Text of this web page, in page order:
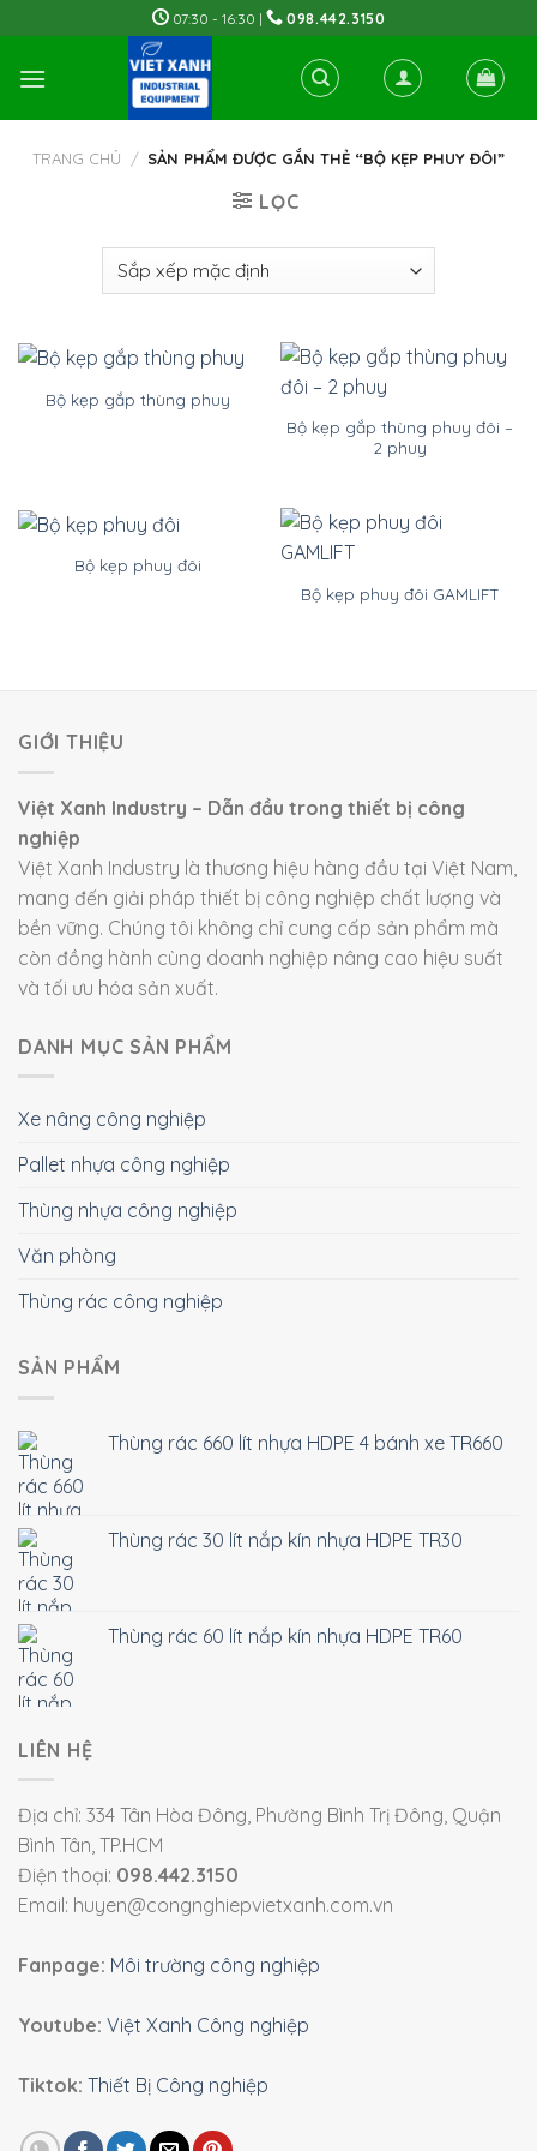
to
content
07:30 - 16:30 | 098.442.3150
TRANG CHỦ / SẢN PHẨM ĐƯỢC GẮN THẺ “BỘ KẸP PHUY ĐÔI”
LỌC
Bộ kẹp gắp thùng phuy
Bộ kẹp gắp thùng phuy đôi –
2 phuy
Bộ kẹp phuy đôi
Bộ kẹp phuy đôi GAMLIFT
GIỚI THIỆU
Việt Xanh Industry – Dẫn đầu trong thiết bị công
nghiệp
Việt Xanh Industry là thương hiệu hàng đầu tại Việt Nam,
mang đến giải pháp thiết bị công nghiệp chất lượng và
bền vững. Chúng tôi không chỉ cung cấp sản phẩm mà
còn đồng hành cùng doanh nghiệp nâng cao hiệu suất
và tối ưu hóa sản xuất.
DANH MỤC SẢN PHẨM
Xe nâng công nghiệp
Pallet nhựa công nghiệp
Thùng nhựa công nghiệp
Văn phòng
Thùng rác công nghiệp
SẢN PHẨM
Thùng rác 660 lít nhựa HDPE 4 bánh xe TR660
Thùng rác 30 lít nắp kín nhựa HDPE TR30
Thùng rác 60 lít nắp kín nhựa HDPE TR60
LIÊN HỆ
Địa chỉ: 334 Tân Hòa Đông, Phường Bình Trị Đông, Quận
Bình Tân, TP.HCM
Điện thoại: 098.442.3150
Email: huyen@congnghiepvietxanh.com.vn
Fanpage: Môi trường công nghiệp
Youtube: Việt Xanh Công nghiệp
Tiktok: Thiết Bị Công nghiệp